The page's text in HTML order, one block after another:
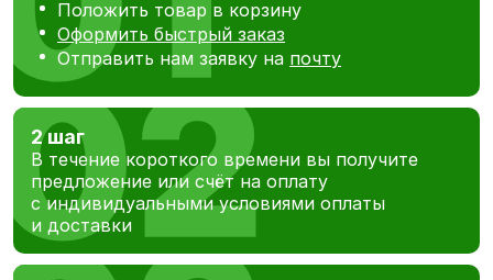
Положить товар в корзину
Оформить быстрый заказ
Отправить нам заявку на почту
2 шаг
В течение короткого времени вы получите
предложение или счёт на оплату
с индивидуальными условиями оплаты
и доставки